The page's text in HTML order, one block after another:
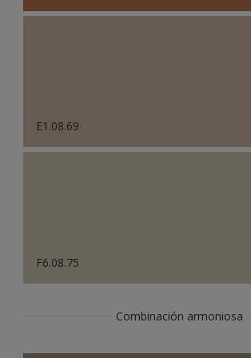
E1.08.69
F6.08.75
Combinación armoniosa